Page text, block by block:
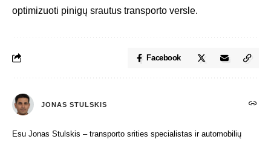
optimizuoti pinigų srautus transporto versle.
Facebook
JONAS STULSKIS
Esu Jonas Stulskis – transporto srities specialistas ir automobilių